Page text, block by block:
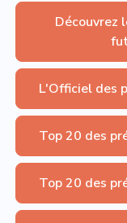
Découvrez
L'Officiel des
Top 20 des
Top 20 des